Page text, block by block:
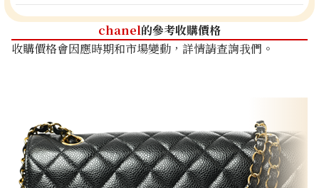
chanel的參考收購價格
收購價格會因應時期和市場變動，詳情請查詢我們。